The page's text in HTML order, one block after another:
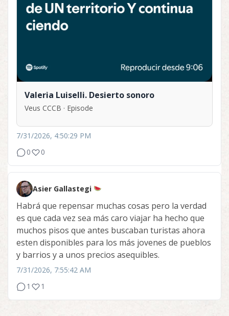
Valeria Luiselli. Desierto sonoro
Veus CCCB · Episode
7/31/2026, 4:50:29 PM
0
0
Asier Gallastegi
Habrá que repensar muchas cosas pero la verdad
es que cada vez sea más caro viajar ha hecho que
muchos pisos que antes buscaban turistas ahora
esten disponibles para los más jovenes de pueblos
y barrios y a unos precios asequibles.
7/31/2026, 7:55:42 AM
1
1